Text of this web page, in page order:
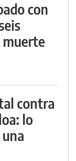
con
muerte
contra
lo